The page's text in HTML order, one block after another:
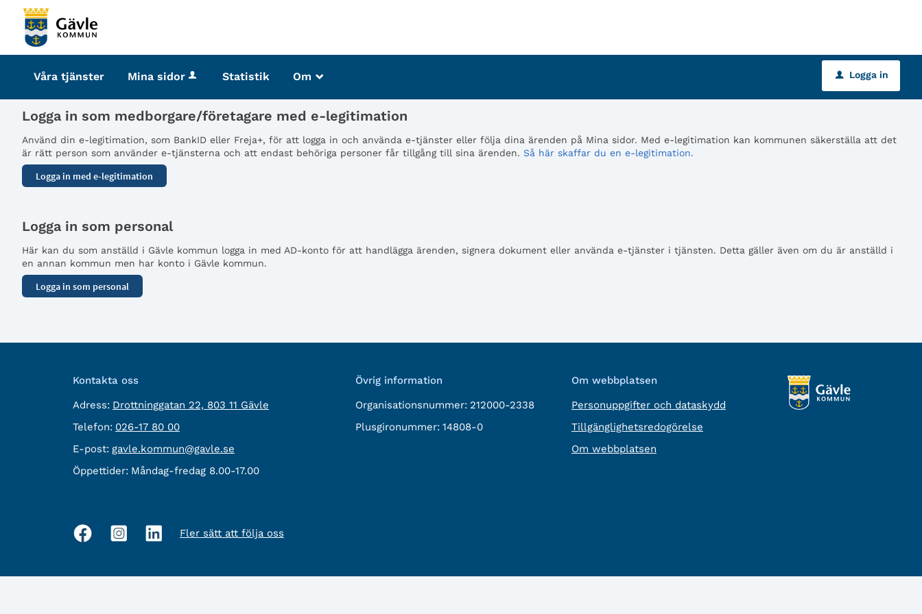
Välkommen
tjänster
Gävle
kommun
Våra tjänster Mina sidor Statistik Om _ u Logga in
Logga in som medborgare/företagare med e-legitimation
Använd din e-legitimation, som BankID eller Freja+, för att logga in och använda e-tjänster eller följa dina ärenden på Mina sidor. Med e-legitimation kan kommunen säkerställa att det
är rätt person som använder e-tjänsterna och att endast behöriga personer får tillgång till sina ärenden. Så här skaffar du en e-legitimation.
Logga in som personal
Här kan du som anställd i Gävle kommun logga in med AD-konto för att handlägga ärenden, signera dokument eller använda e-tjänster i tjänsten. Detta gäller även om du är anställd i
en annan kommun men har konto i Gävle kommun.
Kontakta oss
Adress: besöksadress:
Drottninggatan 22, 803 11 Gävle
Telefon: Telefon:
026-17 80 00
E-post: E-
post:
gavle.kommun@gavle.se
Öppettider: Måndag-fredag 8.00-17.00
Övrig information
Organisationsnummer: 212000-2338
Plusgironummer: 14808-0
Om webbplatsen
Personuppgifter och dataskydd
Tillgänglighetsredogörelse
Om webbplatsen
Sociala
Fler sätt att följa oss